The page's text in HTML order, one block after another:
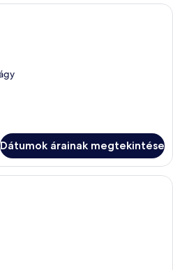
Egy modern hálószoba, amelyben
Dátumok árainak megtekintése